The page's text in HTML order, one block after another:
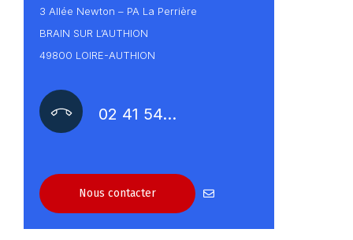
3 Allée Newton – PA La Perrière
BRAIN SUR L’AUTHION
49800 LOIRE-AUTHION
02 41 54…
Nous contacter